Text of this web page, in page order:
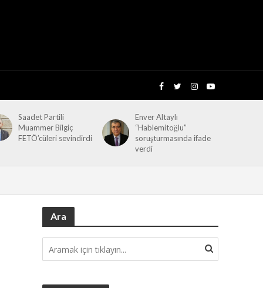
Saadet Partili
Muammer Bilgiç
FETÖ’cüleri sevindirdi
Enver Altaylı
“Hablemitoğlu”
soruşturmasında ifade
verdi
Ara